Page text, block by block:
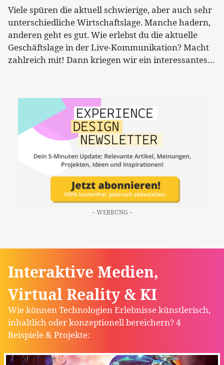
Viele spüren die aktuell schwierige, aber auch sehr
unterschiedliche Wirtschaftslage. Manche hadern,
anderen geht es gut. Wie erlebst du die aktuelle
Geschäftslage in der Live-Kommunikation? Macht
zahlreich mit! Dann kriegen wir ein interessantes…
– WERBUNG –
Interaktive Medien,
Virtual Reality & KI
Wie können Technologien Erlebnisse künstlerisch,
inhaltlich oder konzeptionell bereichern? 4
Beispiele & Projekte: